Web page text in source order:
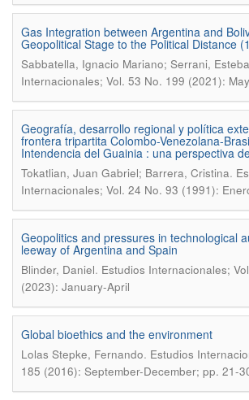
Gas Integration between Argentina and
Geopolitical Stage to the Political Distance
Sabbatella, Ignacio Mariano; Serrani,
Internacionales; Vol. 53 No. 199 (2021):
Geografía, desarrollo regional y política
frontera tripartita Colombo-Venezolana-
Intendencia del Guainia : una perspectiva
Tokatlian, Juan Gabriel; Barrera, Cristina.
Internacionales; Vol. 24 No. 93 (1991):
Geopolitics and pressures in technological
leeway of Argentina and Spain
Blinder, Daniel. Estudios Internacionales;
(2023): January-April
Global bioethics and the environment
Lolas Stepke, Fernando. Estudios
185 (2016): September-December; pp. 21-